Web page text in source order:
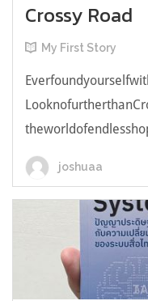
Crossy Road
My First Story
joshuaa